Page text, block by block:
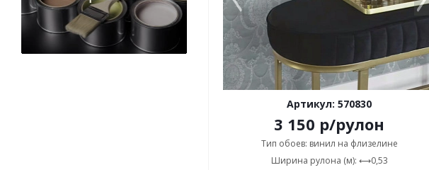
Артикул: 570830
3 150 р/рулон
Тип обоев: винил на флизелине
Ширина рулона (м): ⟷0,53